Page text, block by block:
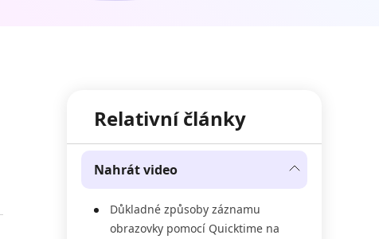
Relativní články
Nahrát video
Důkladné způsoby záznamu
obrazovky pomocí Quicktime na